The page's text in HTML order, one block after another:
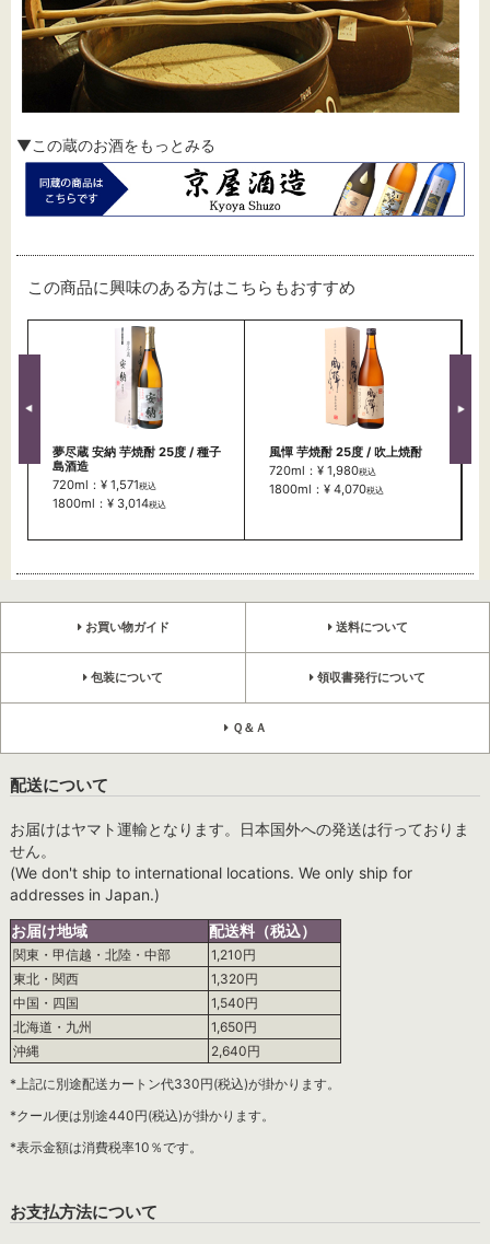
▼この蔵のお酒をもっとみる
この商品に興味のある方はこちらもおすすめ
夢尽蔵 安納 芋焼酎 25度 / 種子
島酒造
720ml：¥ 1,571税込
1800ml：¥ 3,014税込
風憚 芋焼酎 25度 / 吹上焼酎
720ml：¥ 1,980税込
1800ml：¥ 4,070税込
お買い物ガイド 送料について
包装について 領収書発行について
Ｑ＆Ａ
配送について
お届けはヤマト運輸となります。日本国外への発送は行っておりま
せん。
(We don't ship to international locations. We only ship for
addresses in Japan.)
お届け地域
配送料（税込）
関東・甲信越・北陸・中部
1,210円
東北・関西
1,320円
中国・四国
1,540円
北海道・九州
1,650円
沖縄
2,640円
*上記に別途配送カートン代330円(税込)が掛かります。
*クール便は別途440円(税込)が掛かります。
*表示金額は消費税率10％です。
お支払方法について